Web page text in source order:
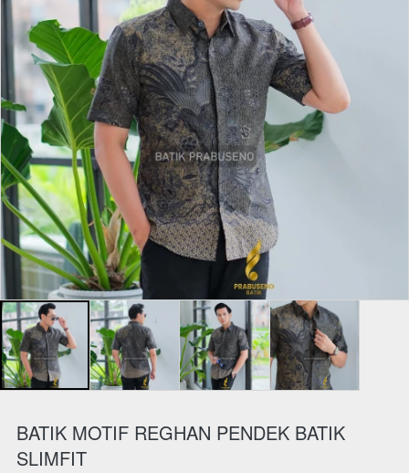
BATIK MOTIF REGHAN PENDEK BATIK
SLIMFIT